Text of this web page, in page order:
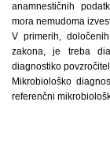
anamnestičnih
mora nemudoma
V primerih,
zakona, je treba
diagnostiko
Mikrobiološko
referenčni